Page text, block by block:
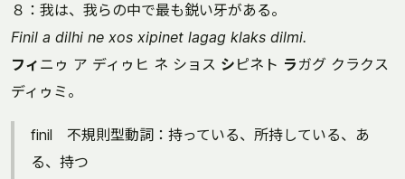
８：我は、我らの中で最も鋭い牙がある。
Finil a dilhi ne xos xipinet lagag klaks dilmi.
フィ ニゥ ア ディゥヒ ネ ショス シ ピネト ラ ガグ クラクス
ディゥミ。
finil 不規則型動詞：持っている、所持している、あ
る、持つ